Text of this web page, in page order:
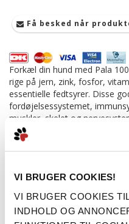
VI BRUGER COOKIES!
VI BRUGER COOKIES
INDHOLD OG
Få besked når
Forkæl din hund med Pala
rige på jern, zink, fosfor,
essentielle fedtsyrer. Disse
fordøjelsessystemet,
muskler, skelet og
Lavet af 100%
vævsreparation.
smag.
Støtter